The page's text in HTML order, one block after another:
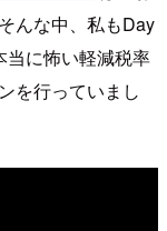
んな中、私もDay
当に怖い軽減税率
を行っていまし